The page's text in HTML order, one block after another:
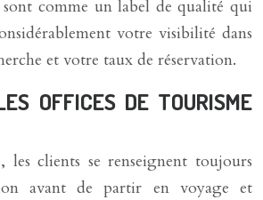
sont comme un label de qualité qui
votre visibilité dans
et votre taux de réservation.
OFFICES DE TOURISME
les clients se renseignent toujours
avant de partir en voyage et